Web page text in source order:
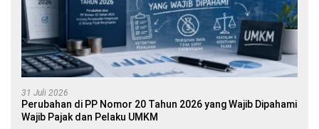
31 Juli 2026
Perubahan di PP Nomor 20 Tahun 2026 yang Wajib Dipahami
Wajib Pajak dan Pelaku UMKM